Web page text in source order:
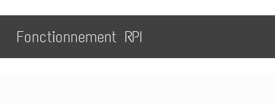
Fonctionnement RPI